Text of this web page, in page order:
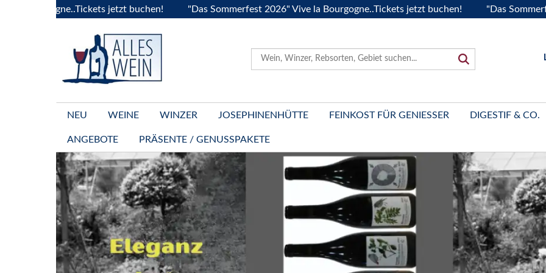
jetzt buchen! "Das Sommerfest 2026" Vive la Bourgogne..Tickets jetzt buchen! "Das Sommerfest 2026"
NEU WEINE WINZER JOSEPHINENHÜTTE FEINKOST FÜR GENIESSER DIGESTIF & CO.
ANGEBOTE PRÄSENTE / GENUSSPAKETE